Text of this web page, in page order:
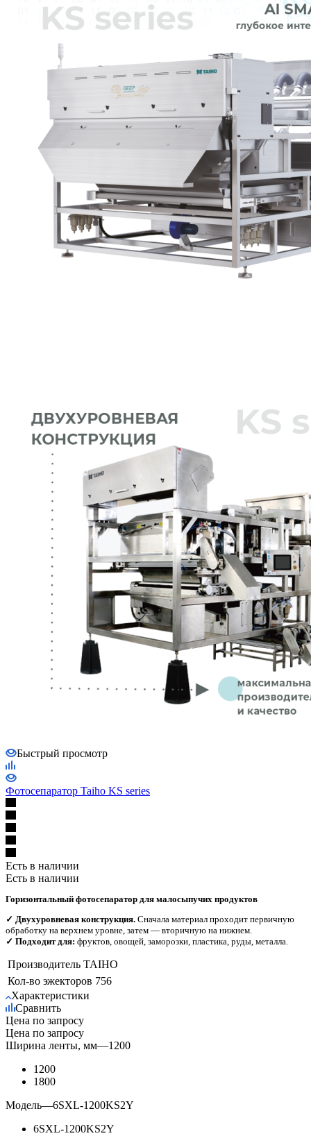
Быстрый просмотр
Фотосепаратор Taiho KS series
Есть в наличии
Есть в наличии
Горизонтальный фотосепаратор для малосыпучих продуктов
✓ Двухуровневая конструкция. Сначала материал проходит первичную
обработку на верхнем уровне, затем — вторичную на нижнем.
✓ Подходит для: фруктов, овощей, заморозки, пластика, руды, металла.
Производитель TAIHO
Кол-во эжекторов 756
Характеристики
Сравнить
Цена по запросу
Цена по запросу
Ширина ленты, мм—1200
1200
1800
Модель—6SXL-1200KS2Y
6SXL-1200KS2Y